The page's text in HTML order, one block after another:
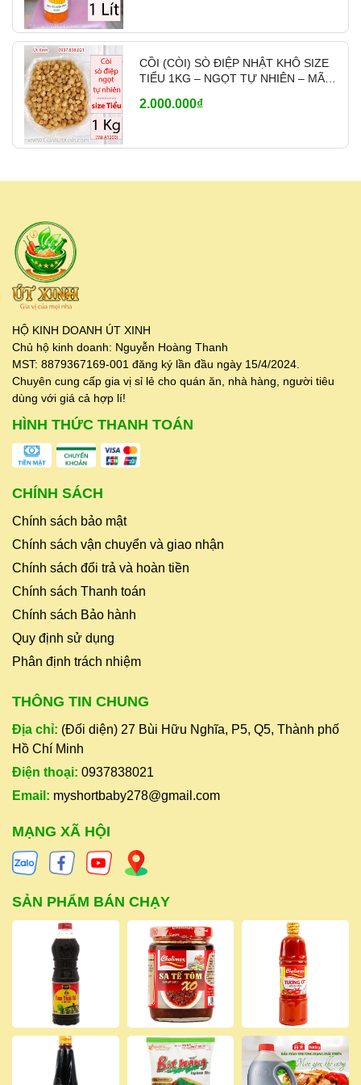
CỒI (CÒI) SÒ ĐIỆP NHẬT KHÔ SIZE
TIỂU 1KG – NGỌT TỰ NHIÊN – MÃ
2.000.000₫
HỘ KINH DOANH ÚT XINH
Chủ hộ kinh doanh: Nguyễn Hoàng Thanh
MST: 8879367169-001 đăng ký lần đầu ngày 15/4/2024.
Chuyên cung cấp gia vị sỉ lẻ cho quán ăn, nhà hàng, người tiêu
dùng với giá cả hợp lí!
HÌNH THỨC THANH TOÁN
CHÍNH SÁCH
Chính sách bảo mật
Chính sách vận chuyển và giao nhận
Chính sách đổi trả và hoàn tiền
Chính sách Thanh toán
Chính sách Bảo hành
Quy định sử dụng
Phân định trách nhiệm
THÔNG TIN CHUNG
Địa chỉ: (Đối diện) 27 Bùi Hữu Nghĩa, P5, Q5, Thành phố
Hồ Chí Minh
Điện thoại: 0937838021
Email: myshortbaby278@gmail.com
MẠNG XÃ HỘI
SẢN PHẨM BÁN CHẠY